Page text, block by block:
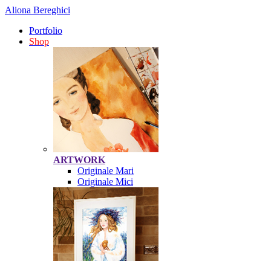
Aliona Bereghici
Portfolio
Shop
ARTWORK
Originale Mari
Originale Mici